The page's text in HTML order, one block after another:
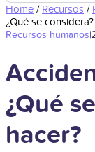
Home / Recursos /
¿Qué se
Recursos humanos|
¿Qué
hacer?